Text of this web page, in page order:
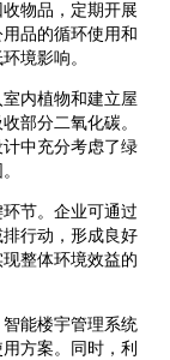
物品，定期开展
品的循环使用和
境影响。
内植物和建立屋
部分二氧化碳。
中充分考虑了绿
节。企业可通过
行动，形成良好
整体环境效益的
能楼宇管理系统
方案。同时，利